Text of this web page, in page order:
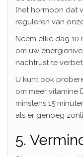
(het hormoon dat
reguleren van
Neem elke dag
om uw
nachtrust te
U kunt ook
om meer vitamine
minstens 15
als er genoeg
5.